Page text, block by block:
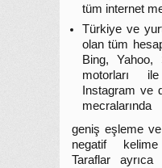
tüm internet
Türkiye ve
olan tüm
Bing,
motorları
Instagram ve
mecralarında
geniş eşleme
negatif
Taraflar ayrıca